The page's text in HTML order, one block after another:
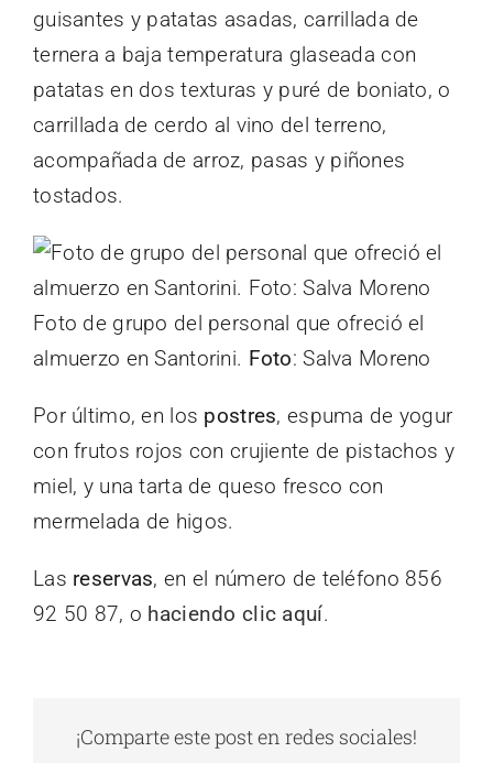
guisantes y patatas asadas, carrillada de
ternera a baja temperatura glaseada con
patatas en dos texturas y puré de boniato, o
carrillada de cerdo al vino del terreno,
acompañada de arroz, pasas y piñones
tostados.
Foto de grupo del personal que ofreció el
almuerzo en Santorini. Foto: Salva Moreno
Por último, en los postres, espuma de yogur
con frutos rojos con crujiente de pistachos y
miel, y una tarta de queso fresco con
mermelada de higos.
Las reservas, en el número de teléfono 856
92 50 87, o haciendo clic aquí.
¡Comparte este post en redes sociales!